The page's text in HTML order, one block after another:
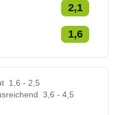
2,1
1,6
1,6 - 2,5
3,6 - 4,5